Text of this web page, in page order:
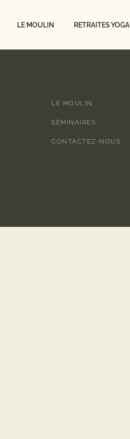
LE MOULIN RETRAITES YOGA
LE MOULIN
SÉMINAIRES
CONTACTEZ-NOUS